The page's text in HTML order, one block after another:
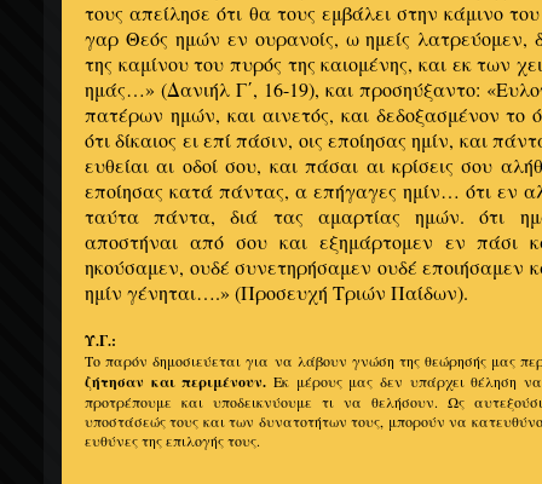
τους απείλησε ότι θα τους εμβάλει στην κάμινο
γαρ Θεός ημών εν ουρανοίς, ω ημείς λατρεύομεν,
της καμίνου του πυρός της καιομένης, και εκ των
ημάς…» (Δανιήλ Γ΄, 16-19), και προσηύξαντο:
πατέρων ημών, και αινετός, και δεδοξασμένον το
ότι δίκαιος ει επί πάσιν, οις εποίησας ημίν, και
ευθείαι αι οδοί σου, και πάσαι αι κρίσεις σου
εποίησας κατά πάντας, α επήγαγες ημίν… ότι εν
ταύτα πάντα, διά τας αμαρτίας ημών. ότι
αποστήναι από σου και εξημάρτομεν εν πάσι
ηκούσαμεν, ουδέ συνετηρήσαμεν ουδέ εποιήσαμεν
ημίν γένηται….» (Προσευχή Τριών Παίδων).
Υ.Γ.:
Το παρόν δημοσιεύεται για να λάβουν γνώση της θεώρησής μας
ζήτησαν και περιμένουν. Εκ μέρους μας δεν υπάρχει θέληση
προτρέπουμε και υποδεικνύουμε τι να θελήσουν. Ως
υποστάσεώς τους και των δυνατοτήτων τους, μπορούν να
ευθύνες της επιλογής τους.